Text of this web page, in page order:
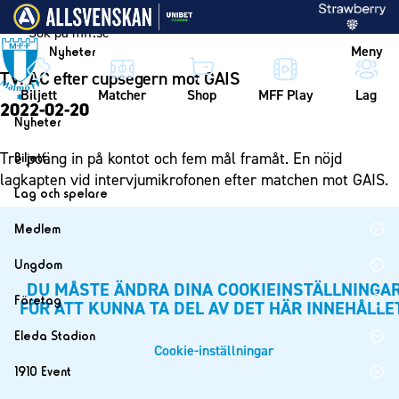
Vidare till innehållet
Nyheter Meny
Biljett Matcher Shop MFF Play Lag
Nyheter
Nyheter
Kalender
Biljett
Biljett
Mitt MFF
Biljetter till bortamatcher
Biljettvillkor
Lag och spelare
Lag
Spelare
Ledarstab
Damlaget
Spelare
Medlem
Medlemskap i Malmö FF
Årsmöte 2026
Ungdom
MFF Ungdom
Sommarfotboll
Fotbollsskolan
Företag
Bli företagspartner
Eleda Stadion
Eleda Stadion
1910 Event
TV: AC efter cupsegern mot GAIS
2022-02-20
Tre poäng in på kontot och fem mål framåt. En nöjd
lagkapten vid intervjumikrofonen efter matchen mot GAIS.
DU MÅSTE ÄNDRA DINA
FÖR ATT KUNNA TA DEL AV DET HÄR
Cookie-inställningar